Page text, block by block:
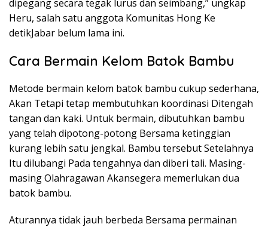
dipegang secara tegak lurus dan seimbang,” ungkap
Heru, salah satu anggota Komunitas Hong Ke
detikJabar belum lama ini.
Cara Bermain Kelom Batok Bambu
Metode bermain kelom batok bambu cukup sederhana,
Akan Tetapi tetap membutuhkan koordinasi Ditengah
tangan dan kaki. Untuk bermain, dibutuhkan bambu
yang telah dipotong-potong Bersama ketinggian
kurang lebih satu jengkal. Bambu tersebut Setelahnya
Itu dilubangi Pada tengahnya dan diberi tali. Masing-
masing Olahragawan Akansegera memerlukan dua
batok bambu.
Aturannya tidak jauh berbeda Bersama permainan